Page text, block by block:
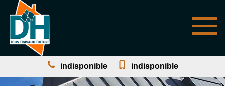
indisponible indisponible